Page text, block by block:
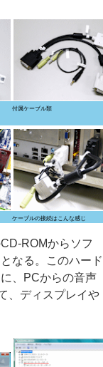
付属ケーブル類
ケーブルの接続はこんな感じ
ROMからソフ
なる。このハード
、PCからの音声
、ディスプレイや